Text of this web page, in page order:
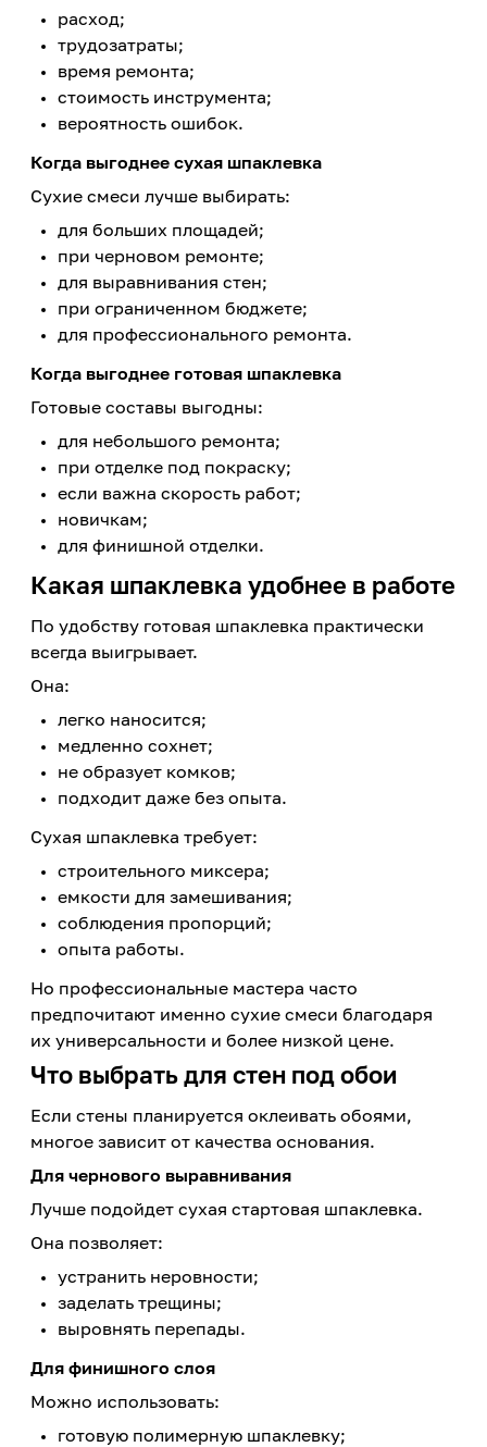
расход;
трудозатраты;
время ремонта;
стоимость инструмента;
вероятность ошибок.
Когда выгоднее сухая шпаклевка
Сухие смеси лучше выбирать:
для больших площадей;
при черновом ремонте;
для выравнивания стен;
при ограниченном бюджете;
для профессионального ремонта.
Когда выгоднее готовая шпаклевка
Готовые составы выгодны:
для небольшого ремонта;
при отделке под покраску;
если важна скорость работ;
новичкам;
для финишной отделки.
Какая шпаклевка удобнее в работе
По удобству готовая шпаклевка практически
всегда выигрывает.
Она:
легко наносится;
медленно сохнет;
не образует комков;
подходит даже без опыта.
Сухая шпаклевка требует:
строительного миксера;
емкости для замешивания;
соблюдения пропорций;
опыта работы.
Но профессиональные мастера часто
предпочитают именно сухие смеси благодаря
их универсальности и более низкой цене.
Что выбрать для стен под обои
Если стены планируется оклеивать обоями,
многое зависит от качества основания.
Для чернового выравнивания
Лучше подойдет сухая стартовая шпаклевка.
Она позволяет:
устранить неровности;
заделать трещины;
выровнять перепады.
Для финишного слоя
Можно использовать:
готовую полимерную шпаклевку;